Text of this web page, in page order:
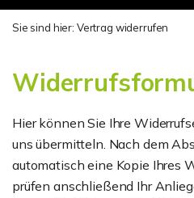
Sie sind hier: Vertrag widerrufen
Hier können Sie Ihre
uns übermitteln. Nach dem
automatisch eine Kopie Ihres
prüfen anschließend Ihr